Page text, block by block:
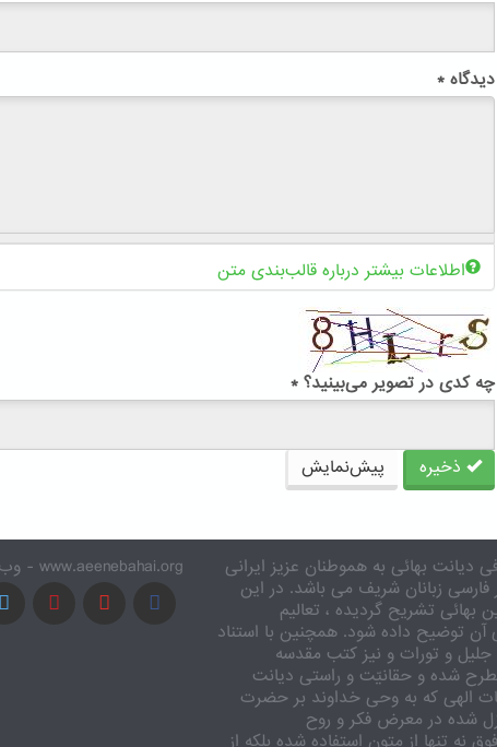
دیدگاه *
اطلاعات بیشتر درباره قالب‌بندی متن
چه کدی در تصویر می‌بینید؟ *
ذخیره پیش‌نمایش
www.aeenebahai.org - وب سایت معرفی آئین بهائی به زبان فارسی
دیانت بهائی به هموطنان عزیز ایرانی
زبانان شریف می باشد. در این
تشریح گردیده ، تعالیم
آن توضیح داده شود. همچنین با استناد
و تورات و نیز کتب مقدسه
شده و حقانیّت و راستی دیانت
الهی که به وحی خداوند بر حضرت
شده در معرض فکر و روح
تنها از متون استفاده شده بلکه از